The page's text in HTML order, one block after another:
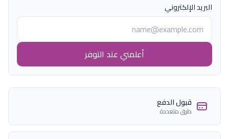
البريد الإلكتروني
أعلمني عند التوفر
قبول الدفع
طرق متعددة